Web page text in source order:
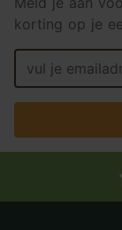
korting op je